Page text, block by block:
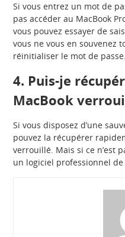
Si vous entrez un mot de
pas accéder au MacBook
vous pouvez essayer de
vous ne vous en souvenez
réinitialiser le mot de passe.
4. Puis-je
MacBook
Si vous disposez d’une
pouvez la récupérer
verrouillé. Mais si ce n’est
un logiciel professionnel